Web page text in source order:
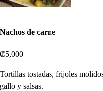
Nachos de carne
₡5,000
Tortillas tostadas, frijoles
gallo y salsas.